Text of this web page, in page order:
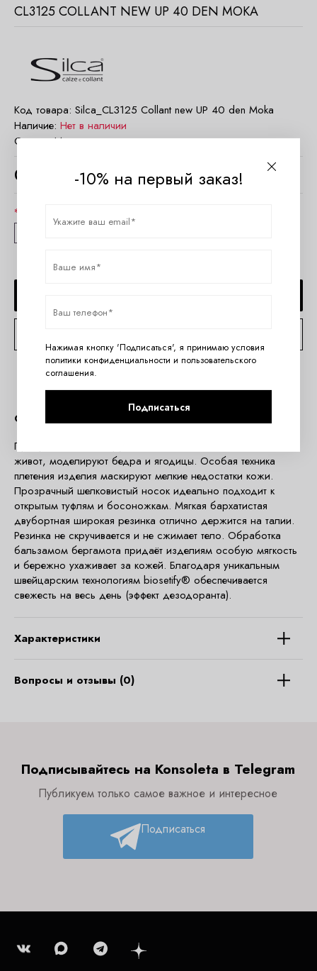
CL3125 COLLANT NEW UP 40 DEN MOKA
Код товара: Silca_CL3125 Collant new UP 40 den Moka
Наличие: Нет в наличии
Страна:Италия
0
Описание
Прозрачные моделирующие колготки 40 den. Сглаживают
живот, моделируют бедра и ягодицы. Особая техника
плетения изделия маскируют мелкие недостатки кожи.
Прозрачный шелковистый носок идеально подходит к
открытым туфлям и босоножкам. Мягкая бархатистая
двубортная широкая резинка отлично держится на талии.
Резинка не скручивается и не сжимает тело. Обработка
бальзамом бергамота придаёт изделиям особую мягкость
и бережно ухаживает за кожей. Благодаря уникальным
швейцарским технологиям biosetify® обеспечивается
свежесть на весь день (эффект дезодоранта).
Характеристики
Вопросы и отзывы (0)
Подписывайтесь на Konsoleta в Telegram
Публикуем только самое важное и интересное
Подписаться
-10% на первый заказ!
Нажимая кнопку 'Подписаться', я принимаю условия
политики конфиденциальности и пользовательского
соглашения.
Подписаться